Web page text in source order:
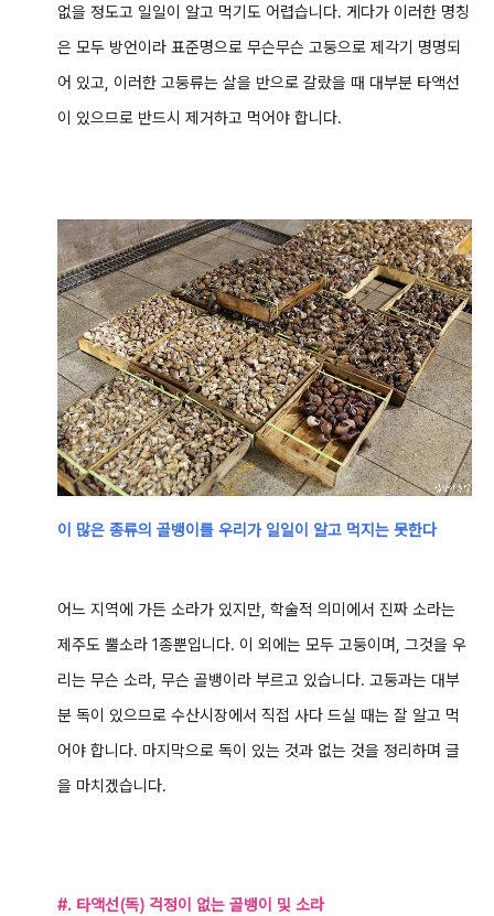
없을 정도고 일일이 알고 먹기도 어렵습니다. 게다가 이러한 명칭
은 모두 방언이라 표준명으로 무슨무슨 고둥으로 제각기 명명되
어 있고, 이러한 고둥류는 살을 반으로 갈랐을 때 대부분 타액선
이 있으므로 반드시 제거하고 먹어야 합니다.
이 많은 종류의 골뱅이를 우리가 일일이 알고 먹지는 못한다
어느 지역에 가든 소라가 있지만, 학술적 의미에서 진짜 소라는
제주도 뿔소라 1종뿐입니다. 이 외에는 모두 고둥이며, 그것을 우
리는 무슨 소라, 무슨 골뱅이라 부르고 있습니다. 고둥과는 대부
분 독이 있으므로 수산시장에서 직접 사다 드실 때는 잘 알고 먹
어야 합니다. 마지막으로 독이 있는 것과 없는 것을 정리하며 글
을 마치겠습니다.
#. 타액선(독) 걱정이 없는 골뱅이 및 소라